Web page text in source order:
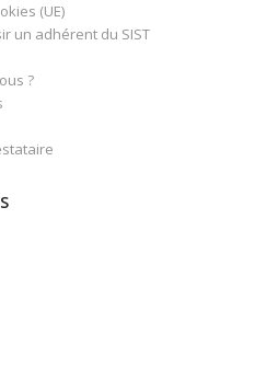
(UE)
un adhérent du SIST
?